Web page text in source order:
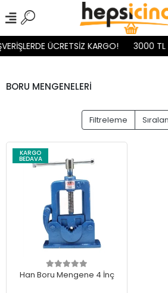
ÜCRETSİZ KARGO! 3000 TL
BORU MENGENELERİ
Filtreleme
KARGO
BEDAVA
Han Boru Mengene 4 İnç